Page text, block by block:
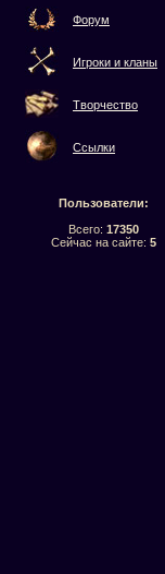
Форум
Игроки и кланы
Творчество
Ссылки
Пользователи:
Всего: 17350
Сейчас на сайте: 5